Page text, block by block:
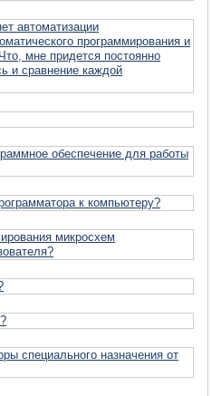
автоматизации
программирования и
мне придется постоянно
и сравнение каждой
обеспечение для работы
к компьютеру?
микросхем
специального назначения от